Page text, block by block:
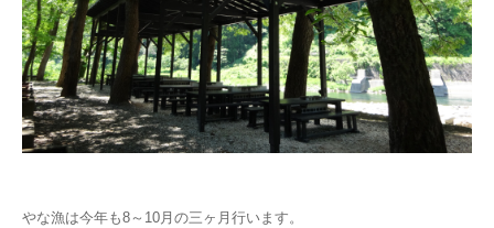
やな漁は今年も8～10月の三ヶ月行います。